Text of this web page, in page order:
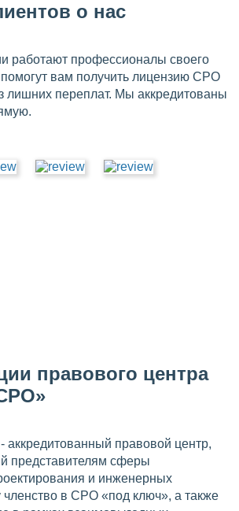
о нас
работают профессионалы своего
вам получить лицензию СРО
лишних переплат. Мы аккредитованы
правового центра
правовой центр,
представителям сферы
и инженерных
членство в СРО «под ключ», а также